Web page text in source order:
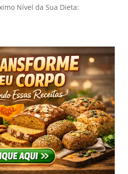
Nível da Sua Dieta: